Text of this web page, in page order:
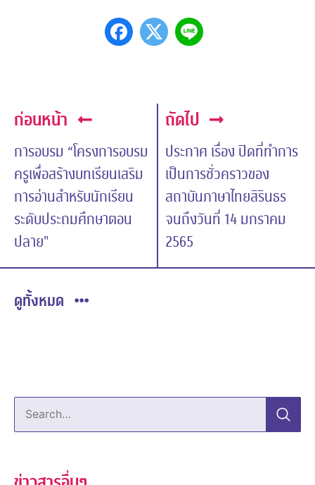
ก่อนหน้า
การอบรม “โครงการอบรม
ครูเพื่อสร้างบทเรียนเสริม
การอ่านสำหรับนักเรียน
ระดับประถมศึกษาตอน
ปลาย"
ถัดไป
ประกาศ เรื่อง ปิดที่ทำการ
เป็นการชั่วคราวของ
สถาบันภาษาไทยสิรินธร
จนถึงวันที่ 14 มกราคม
2565
ดูทั้งหมด
Search…